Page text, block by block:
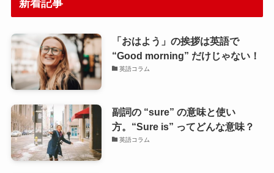
新着記事
「おはよう」の挨拶は英語で
“Good morning” だけじゃない！
英語コラム
副詞の “sure” の意味と使い
方。“Sure is” ってどんな意味？
英語コラム